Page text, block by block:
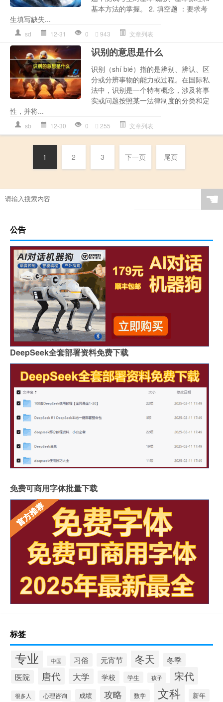
基本方法的掌握。 2. 填空题 ：要求考
生填写缺失...
sd 12-31 0 943 文章列表
识别的意思是什么
识别（shí bié）指的是辨别、辨认、区
分或分辨事物的能力或过程。在国际私
法中，识别是一个特有概念，涉及将事
实或问题按照某一法律制度的分类和定
性，并将...
sb 12-30 0 255 文章列表
1 2 3 下一页 尾页
☚
公告
DeepSeek全套部署资料免费下载
免费可商用字体批量下载
标签
专业 中国 习俗 元宵节 冬天
冬季
医院
唐代 大学 学校 学生 孩子 宋代
很多人 心理咨询 成绩 攻略 数学 文科
新年